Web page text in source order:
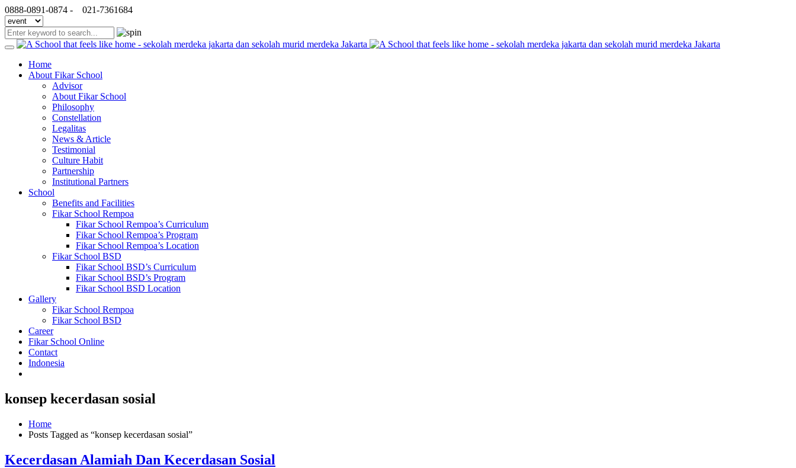
0888-0891-0874 - 021-7361684
Home
About Fikar School
Advisor
About Fikar School
Philosophy
Constellation
Legalitas
News & Article
Testimonial
Culture Habit
Partnership
Institutional Partners
School
Benefits and Facilities
Fikar School Rempoa
Fikar School Rempoa’s Curriculum
Fikar School Rempoa’s Program
Fikar School Rempoa’s Location
Fikar School BSD
Fikar School BSD’s Curriculum
Fikar School BSD’s Program
Fikar School BSD Location
Gallery
Fikar School Rempoa
Fikar School BSD
Career
Fikar School Online
Contact
Indonesia
konsep kecerdasan sosial
Home
Posts Tagged as “konsep kecerdasan sosial”
Kecerdasan Alamiah Dan Kecerdasan Sosial